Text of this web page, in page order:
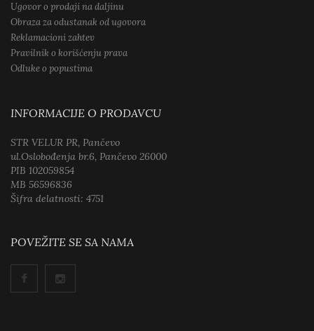
Ugovor o prodaji na daljinu
Obraza za odustanak od ugovora
Reklamacioni zahtev
Pravilnik o korišćenju prava
Odluke o popustima
INFORMACIJE O PRODAVCU
STR VELUR PR, Pančevo
ul.Oslobođenja br.6, Pančevo 26000
PIB 102059854
MB 56596836
Šifra delatnosti: 4751
POVEŽITE SE SA NAMA